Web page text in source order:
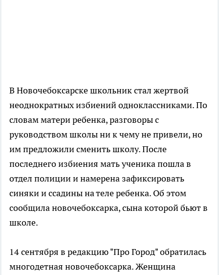
В Новочебоксарске школьник стал жертвой
неоднократных избиений одноклассниками. По
словам матери ребенка, разговоры с
руководством школы ни к чему не привели, но
им предложили сменить школу. После
последнего избиения мать ученика пошла в
отдел полиции и намерена зафиксировать
синяки и ссадины на теле ребенка. Об этом
сообщила новочебоксарка, сына которой бьют в
школе.
14 сентября в редакцию "Про Город" обратилась
многодетная новочебоксарка. Женщина